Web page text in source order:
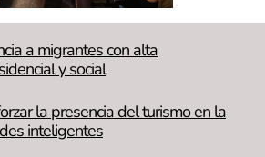
a migrantes con alta
y social
la presencia del turismo en la
inteligentes